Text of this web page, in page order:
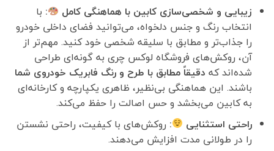
زیبایی و شخصی‌سازی کابین با هماهنگی کامل
: با
انتخاب رنگ و جنس دلخواه، می‌توانید فضای داخلی خودرو
را جذاب‌تر و مطابق با سلیقه شخصی خود کنید. مهم‌تر از
آن، روکش‌های فروشگاه لوکس چری به گونه‌ای طراحی
شده‌اند که دقیقاً مطابق با طرح و رنگ فابریک خودروی شما
باشند. این هماهنگی بی‌نظیر، ظاهری یکپارچه و کارخانه‌ای
به کابین می‌بخشد و حس اصالت را حفظ می‌کند.
راحتی استثنایی
: روکش‌های با کیفیت، راحتی نشستن
را در طولانی مدت افزایش می‌دهند.